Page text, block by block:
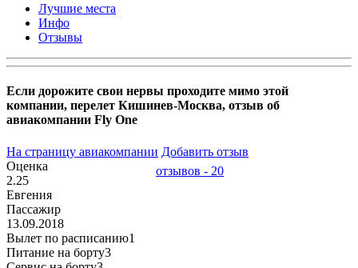
Лучшие места
Инфо
Отзывы
Если дорожите свои нервы проходите мимо этой
компании, перелет Кишинев-Москва, отзыв об
авиакомпании Fly One
На страницу авиакомпании Добавить отзыв
отзывов - 20
Оценка
2.25
Евгения
Пассажир
13.09.2018
Вылет по расписанию1
Питание на борту3